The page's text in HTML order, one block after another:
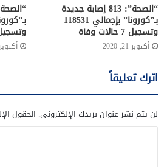
“الصحة”: 813 إصابة جديدة
بـ”كورونا” بإجمالي 118531
وتسجيل 7 حالات وفاة
أكتوبر 21, 2020
وتسجيل 4 حالات
أكتوبر 20, 2020
اترك تعليقاً
لن يتم نشر عنوان بريدك الإلكتروني. الحقول